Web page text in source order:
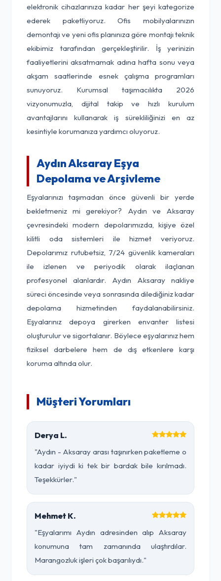
elektronik cihazlarınıza kadar her şeyi kategorize
ederek paketliyoruz. Ofis mobilyalarınızın
demontajı ve yeni ofis planınıza göre montajı teknik
ekibimiz tarafından gerçekleştirilir. İş yerinizin
faaliyetlerini aksatmamak adına hafta sonu veya
akşam saatlerinde esnek çalışma programları
sunuyoruz. Kurumsal taşımacılıkta 2026
vizyonumuzla, dijital takip ve hızlı kurulum
avantajlarını kullanarak iş sürekliliğinizi en az
kesintiyle korumanıza yardımcı oluyoruz.
Aydın Aksaray Eşya
Depolama ve Arşivleme
Eşyalarınızı taşımadan önce güvenli bir yerde
bekletmeniz mi gerekiyor? Aydın ve Aksaray
çevresindeki modern depolarımızda, kişiye özel
kilitli oda sistemleri ile hizmet veriyoruz.
Depolarımız rutubetsiz, 7/24 güvenlik kameraları
ile izlenen ve periyodik olarak ilaçlanan
profesyonel alanlardır. Aydın Aksaray nakliye
süreci öncesinde veya sonrasında dilediğiniz kadar
depolama hizmetinden faydalanabilirsiniz.
Eşyalarınız depoya girerken envanter listesi
oluşturulur ve sigortalanır. Böylece eşyalarınız hem
fiziksel darbelere hem de dış etkenlere karşı
koruma altında olur.
Müşteri Yorumları
Derya L.
"Aydın - Aksaray arası taşınırken paketleme o
kadar iyiydi ki tek bir bardak bile kırılmadı.
Teşekkürler."
Mehmet K.
"Eşyalarımı Aydın adresinden alıp Aksaray
konumuna tam zamanında ulaştırdılar.
Marangozluk işleri çok başarılıydı."